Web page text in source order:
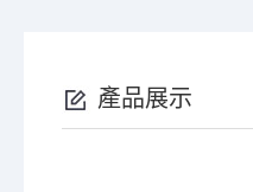
產品展示